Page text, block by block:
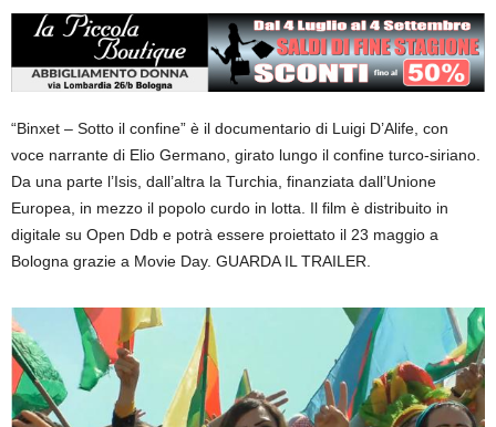
“Binxet – Sotto il confine” è il documentario di Luigi D’Alife, con
voce narrante di Elio Germano, girato lungo il confine turco-siriano.
Da una parte l’Isis, dall’altra la Turchia, finanziata dall’Unione
Europea, in mezzo il popolo curdo in lotta. Il film è distribuito in
digitale su Open Ddb e potrà essere proiettato il 23 maggio a
Bologna grazie a Movie Day. GUARDA IL TRAILER.